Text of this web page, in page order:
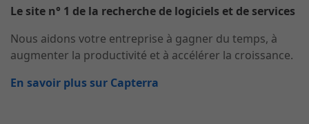
Le site n° 1 de la recherche de logiciels et de services
Nous aidons votre entreprise à gagner du temps, à
augmenter la productivité et à accélérer la croissance.
En savoir plus sur Capterra